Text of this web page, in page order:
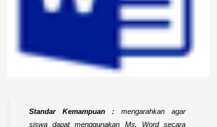
Standar Kemampuan : mengarahkan agar
siswa dapat menggunakan Ms. Word secara